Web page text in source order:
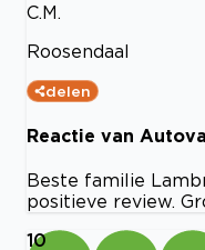
C.M.
Roosendaal
delen
Reactie van
Beste familie
positieve review.
10